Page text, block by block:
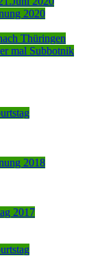
2020
Thüringen
mal Subbotnik
2018
2017